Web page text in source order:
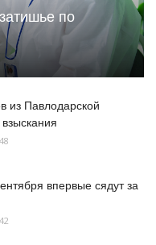
по
из Павлодарской
впервые сядут за